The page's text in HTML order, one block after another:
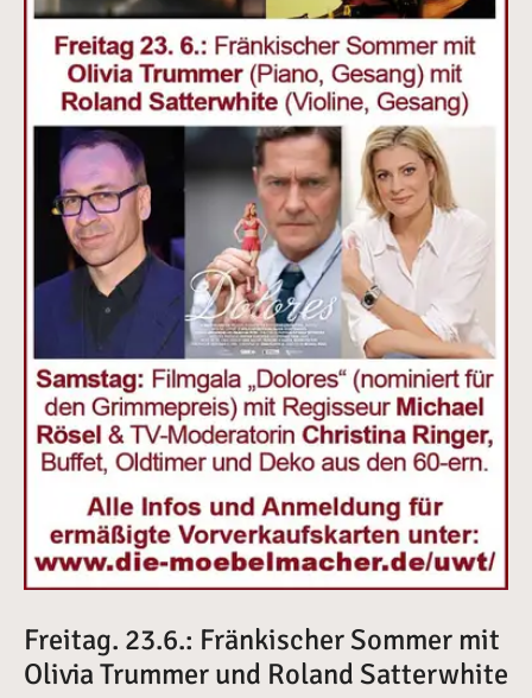
Freitag. 23.6.: Fränkischer Sommer mit
Olivia Trummer und Roland Satterwhite